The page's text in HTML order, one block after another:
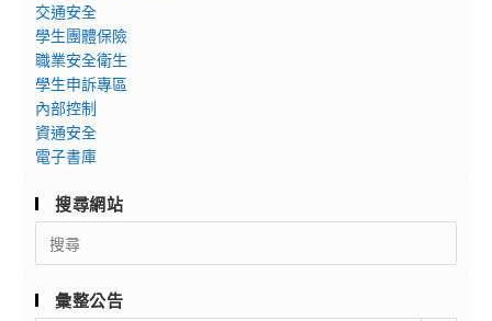
交通安全
學生團體保險
職業安全衛生
學生申訴專區
內部控制
資通安全
電子書庫
搜尋網站
Search
for:
彙整公告